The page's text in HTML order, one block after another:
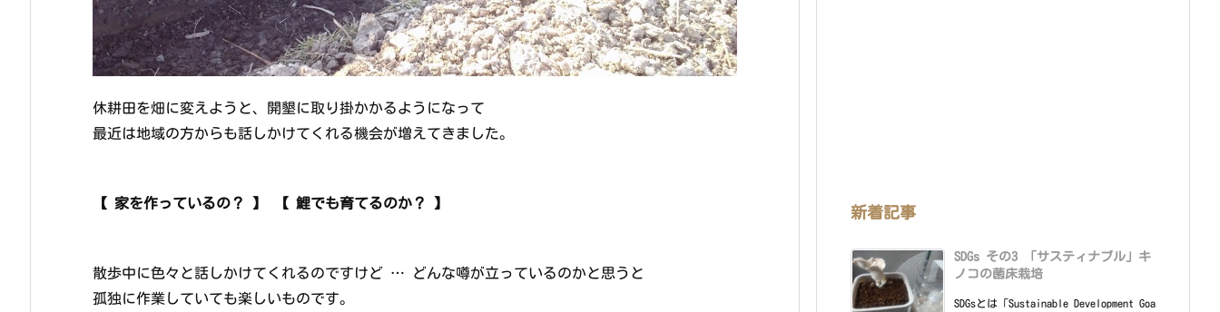
休耕田を畑に変えようと、開墾に取り掛かかるようになって
最近は地域の方からも話しかけてくれる機会が増えてきました。
【 家を作っているの？ 】 【 鯉でも育てるのか？ 】
散歩中に色々と話しかけてくれるのですけど … どんな噂が立っているのかと思うと
孤独に作業していても楽しいものです。
新着記事
SDGs その3 「サスティナブル」キ
ノコの菌床栽培
SDGsとは「Sustainable Development Goa